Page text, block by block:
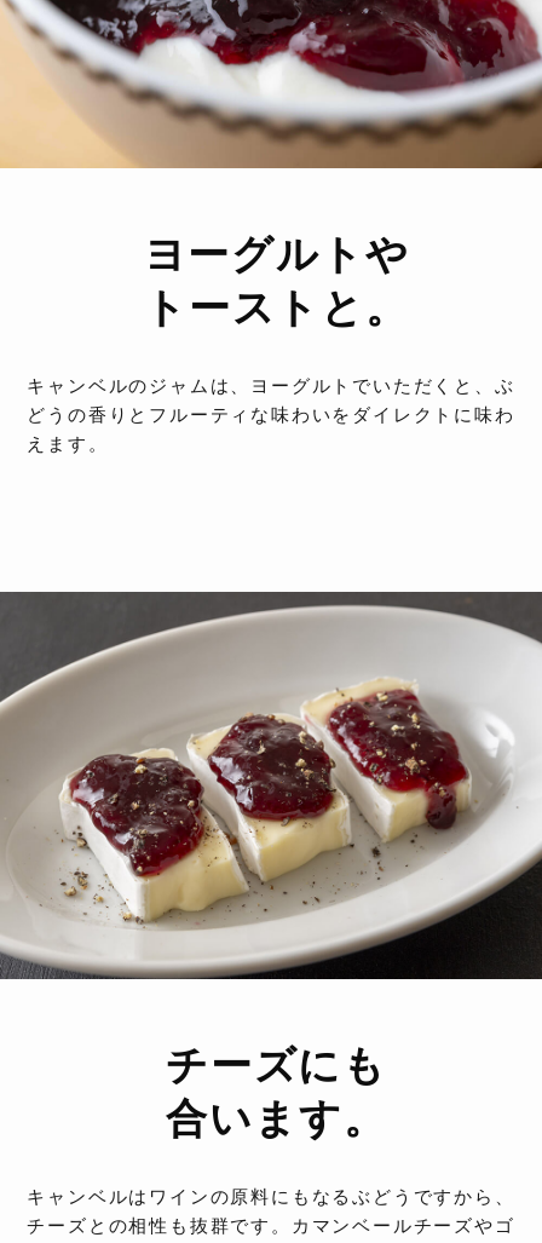
ヨーグルトや
トーストと。
キャンベルのジャムは、ヨーグルトでいただくと、ぶ
どうの香りとフルーティな味わいをダイレクトに味わ
えます。
チーズにも
合います。
キャンベルはワインの原料にもなるぶどうですから、
チーズとの相性も抜群です。カマンベールチーズやゴ